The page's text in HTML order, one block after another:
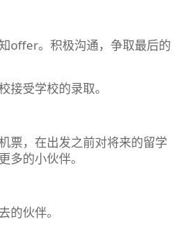
offer。积极沟通，争取最后的
接受学校的录取。
票，在出发之前对将来的留学
多的小伙伴。
的伙伴。